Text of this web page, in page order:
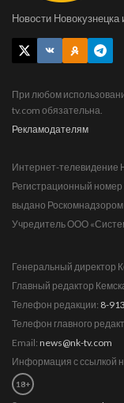
Новости Новокузнецка
При любом
tv.com обязательна.
Рекламодателям
Интернет-телевидение
Регистрационный
выдано Роскомнадзором
Учредитель ООО
Генеральный директор
Главный редактор
Телефон редакции: 8-
Телефон главного
Email: news@nk-tv.com
Информация с ссылкой
18+